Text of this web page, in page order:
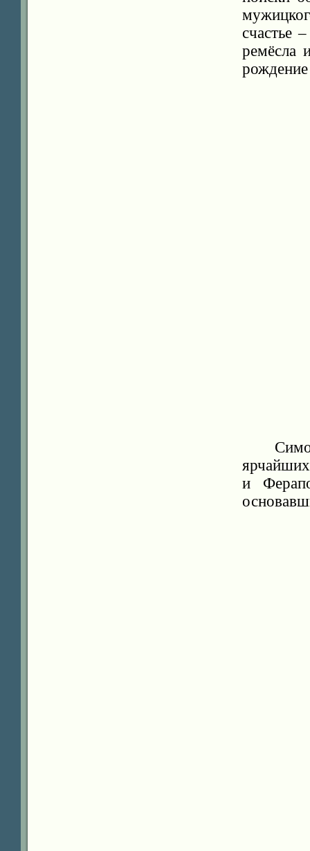
счастье
ремёсла
и